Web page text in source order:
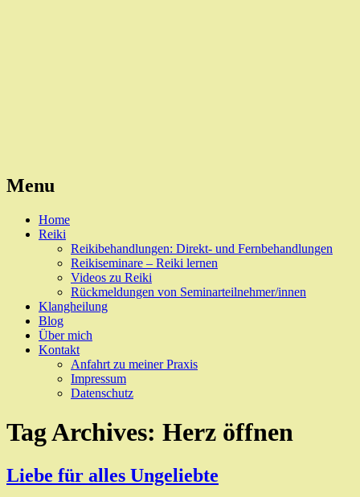
Menu
Skip
Home
Reiki
Reikibehandlungen: Direkt- und Fernbehandlungen
Reikiseminare – Reiki lernen
Videos zu Reiki
Rückmeldungen von Seminarteilnehmer/innen
Klangheilung
Blog
Über mich
Kontakt
Anfahrt zu meiner Praxis
Impressum
Datenschutz
Tag Archives: Herz öffnen
Liebe für alles Ungeliebte